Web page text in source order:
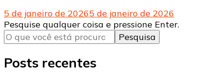
5 de janeiro de 20265 de janeiro de 2026
Procurando
algo?
Pesquise qualquer coisa e pressione Enter.
Posts recentes